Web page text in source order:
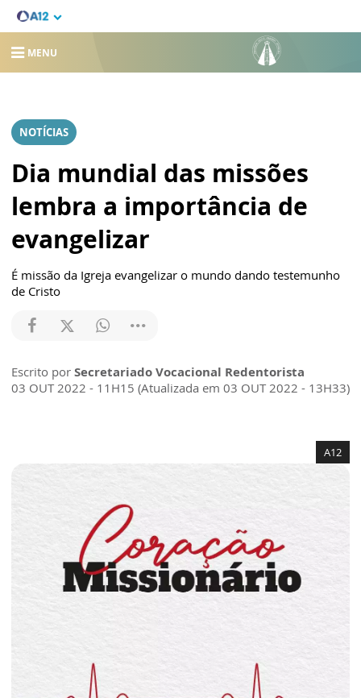
MENU
NOTÍCIAS
Dia mundial das missões
lembra a importância de
evangelizar
É missão da Igreja evangelizar o mundo dando testemunho
de Cristo
Escrito por Secretariado Vocacional Redentorista
03 OUT 2022 - 11H15 (Atualizada em 03 OUT 2022 - 13H33)
A12